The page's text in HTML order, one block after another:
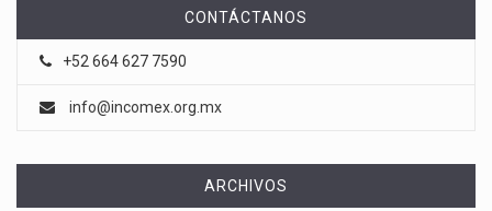
CONTÁCTANOS
+52 664 627 7590
info@incomex.org.mx
ARCHIVOS